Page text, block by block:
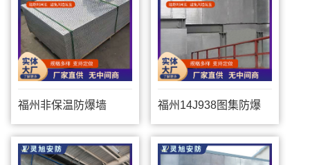
福州非保温防爆墙 福州14J938图集防爆
墙